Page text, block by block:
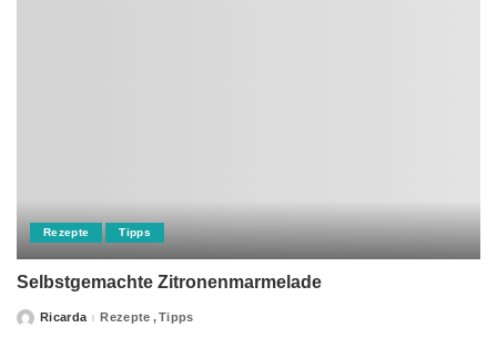
Rezepte Tipps
Selbstgemachte Zitronenmarmelade
PostedRicarda Rezepte Tipps